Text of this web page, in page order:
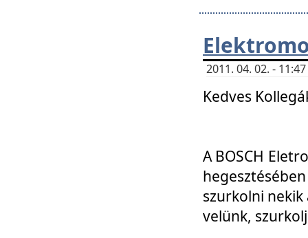
2011. 04. 02. -
Kedves
A BOSCH
szurkolni
velünk,